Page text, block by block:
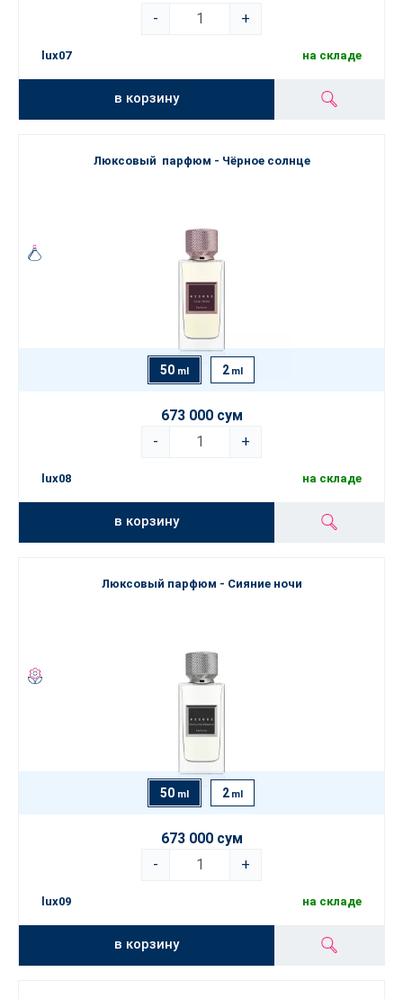
-
+
lux07 на складе
в корзину
Люксовый парфюм - Чёрное солнце
50 ml 2 ml
673 000 сум
-
+
lux08 на складе
в корзину
Люксовый парфюм - Сияние ночи
50 ml 2 ml
673 000 сум
-
+
lux09 на складе
в корзину